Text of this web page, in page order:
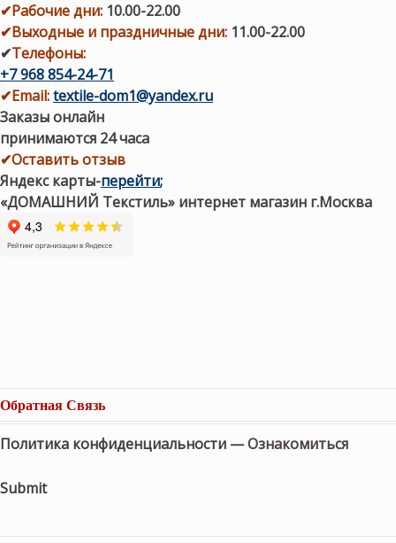
✔Рабочие дни: 10.00-22.00
✔Выходные и праздничные дни: 11.00-22.00
✔Телефоны:
+7 968 854-24-71
✔Email:textile-dom1@yandex.ru
Заказы онлайн
принимаются 24 часа
✔Оставить отзыв
Яндекс карты-перейти;
«ДОМАШНИЙ Текстиль» интернет магазин г.Москва
Обратная Связь
Политика конфиденциальности —Ознакомиться
Submit